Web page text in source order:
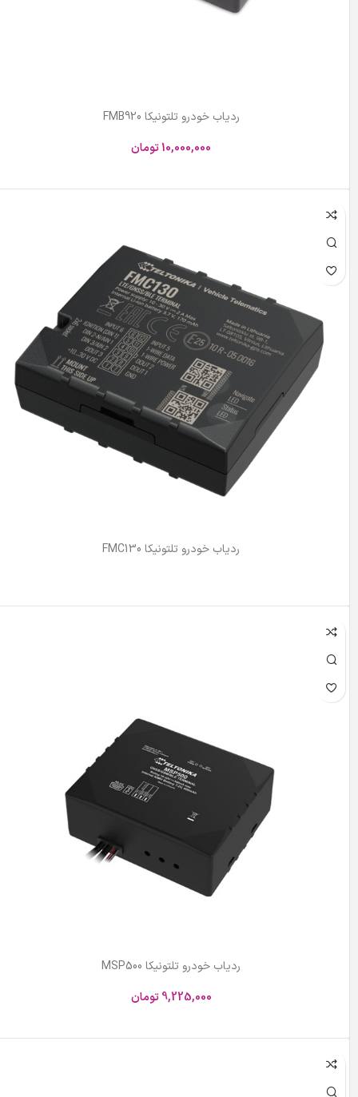
ردیاب خودرو تلتونیکا FMB920
10,000,000تومان
ردیاب خودرو تلتونیکا FMC130
ردیاب خودرو تلتونیکا MSP500
9,225,000 تومان